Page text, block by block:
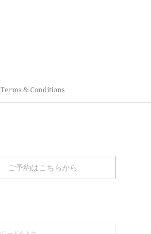
Terms & Conditions
ご予約はこちらから